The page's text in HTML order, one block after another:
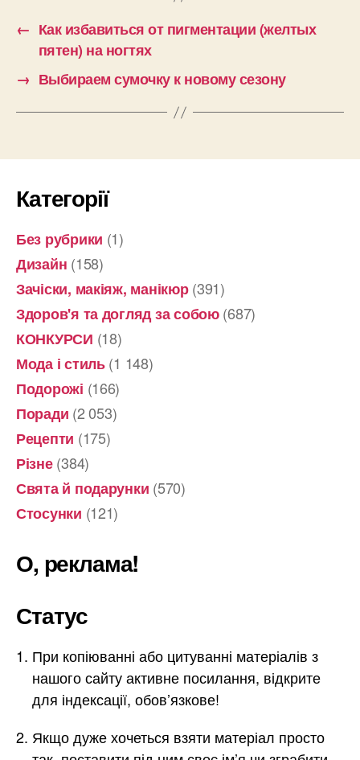
← Как избавиться от пигментации (желтых
пятен) на ногтях
→ Выбираем сумочку к новому сезону
Категорії
Без рубрики (1)
Дизайн (158)
Зачіски, макіяж, манікюр(391)
Здоров'я та догляд за собою(687)
КОНКУРСИ (18)
Мода і стиль(1 148)
Подорожі (166)
Поради (2 053)
Рецепти (175)
Різне(384)
Свята й подарунки (570)
Стосунки (121)
О, реклама!
Статус
При копіюванні або цитуванні матеріалів з
нашого сайту активне посилання, відкрите
для індексації, обов’язкове!
Якщо дуже хочеться взяти матеріал просто